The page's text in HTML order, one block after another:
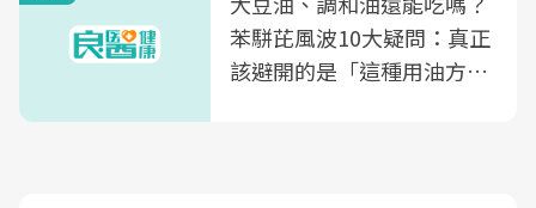
苯駢芘風波10大疑問：真正
該避開的是「這種用油方